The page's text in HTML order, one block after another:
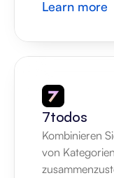
Learn more
7todos
Kombinieren
von